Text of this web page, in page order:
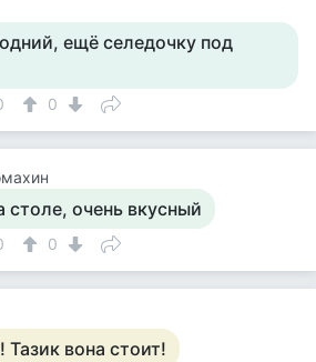
ещё селедочку под
0
столе, очень вкусный
0
вона стоит!